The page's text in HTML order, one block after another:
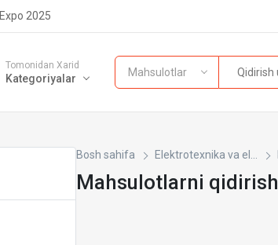
Expo 2025
Tomonidan Xarid
Kategoriyalar Mahsulotlar
Bosh sahifa Elektrotexnika va el...
Mahsulotlarni qidirish